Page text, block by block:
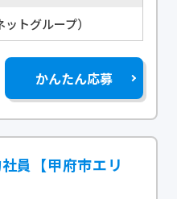
トグループ）
かんたん応募
員【甲府市エリ